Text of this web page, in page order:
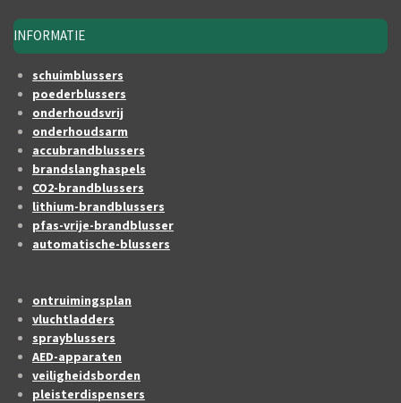
INFORMATIE
schuimblussers
poederblussers
onderhoudsvrij
onderhoudsarm
accubrandblussers
brandslanghaspels
CO2-brandblussers
lithium-brandblussers
pfas-vrije-brandblusser
automatische-blussers
ontruimingsplan
vluchtladders
sprayblussers
AED-apparaten
veiligheidsborden
pleisterdispensers